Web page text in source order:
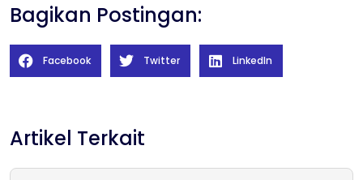
Bagikan Postingan:
Facebook Twitter LinkedIn
Artikel Terkait